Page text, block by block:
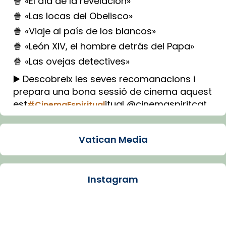
🍿 «Las locas del Obelisco»
🍿 «Viaje al país de los blancos»
🍿 «León XIV, el hombre detrás del Papa»
🍿 «Las ovejas detectives»
▶️ Descobreix les seves recomanacions i
prepara una bona sessió de cinema aquest
est#CinemaEspiritualitual @cinemaspiritcat
Imatge: Generada amb IA (OpenAI)
Arquebisbat de Barcelona
Vatican Media
Instagram